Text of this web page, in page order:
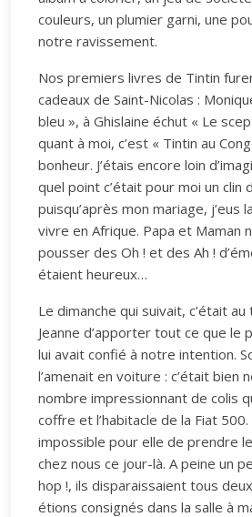
couleurs, un plumier garni, une
notre ravissement.
Nos premiers livres de Tintin
cadeaux de Saint-Nicolas :
bleu », à Ghislaine échut « Le
quant à moi, c’est « Tintin au
bonheur. J’étais encore loin
quel point c’était pour moi un clin
puisqu’après mon mariage, j’eus
vivre en Afrique. Papa et Maman
pousser des Oh ! et des Ah !
étaient heureux…
Le dimanche qui suivait, c’était
Jeanne d’apporter tout ce que le
lui avait confié à notre intention.
l’amenait en voiture : c’était bien
nombre impressionnant de colis
coffre et l’habitacle de la Fiat
impossible pour elle de prendre
chez nous ce jour-là. A peine un
hop !, ils disparaissaient tous
étions consignés dans la salle à